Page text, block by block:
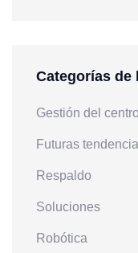
Categorías de
Gestión del
Futuras
Respaldo
Soluciones
Robótica